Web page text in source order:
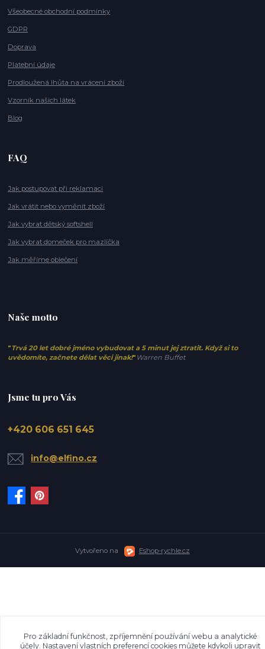
Všeobecné obchodní podmínky
GDPR
Doprava
Platební údaje
Prodloužená lhůta na vrácení zboží
Vzorník našich látek
Blog
FAQ
Jak postupovat při reklamaci
Jak vrátit nebo vyměnit zboží
Jak vybrat dětský softshell
Jak vybrat domeček pro mazlíčka
Jak měříme oblečení
Naše motto
" Trvá 20 let dobré jméno vybudovat a 5 minut jej ztratit. Když si to
uvědomíte, začnete dělat věci jinak!" Warren Buffet
Jsme tu pro Vás
+420 606 651 645
info@elfino.cz
Vytvořeno na Eshop-rychle.cz
Pro základní funkčnost, zpříjemnění používání webu a analytické
účely. Nastavení vlastních preferencí cookies můžete kdykoli upravit